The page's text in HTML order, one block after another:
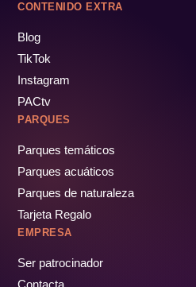
CONTENIDO EXTRA
Blog
TikTok
Instagram
PACtv
PARQUES
Parques temáticos
Parques acuáticos
Parques de naturaleza
Tarjeta Regalo
EMPRESA
Ser patrocinador